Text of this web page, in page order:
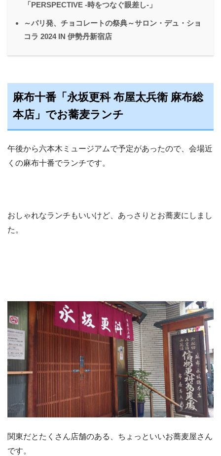
「PERSPECTIVE ‐時をつなぐ眼差し‐」
～パリ発、チョコレートの祭典～サロン・デュ・ショ
コラ 2024 IN 伊勢丹新宿店
麻布十番「永坂更科 布屋太兵衛 麻布総
本店」でお蕎麦ランチ
午後から六本木ミュージアムで予定があったので、会場近
くの麻布十番でランチです。
おしゃれなランチもいいけど、あっさりとお蕎麦にしまし
た。
関東だとたくさん店舗のある、ちょっといいお蕎麦屋さん
です。